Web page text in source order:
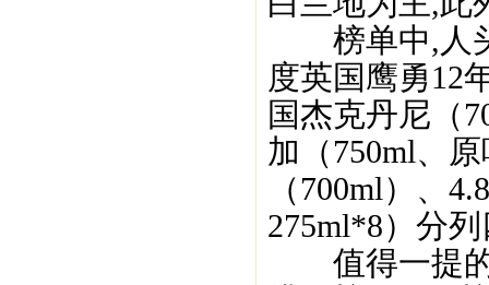
榜单中,人头
度英国鹰勇12
国杰克丹尼（
加（750ml、
（700ml）、
275ml*8）分
值得一提的